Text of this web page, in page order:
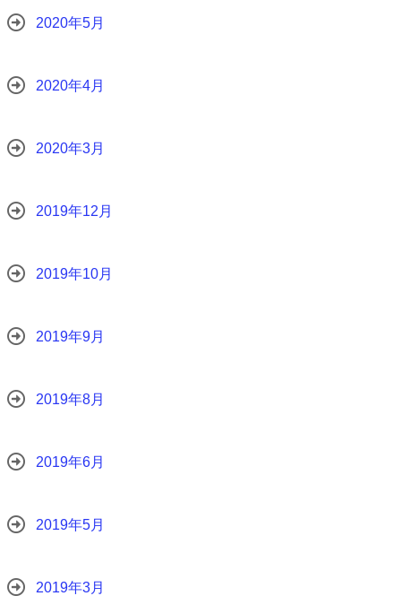
2020年5月
2020年4月
2020年3月
2019年12月
2019年10月
2019年9月
2019年8月
2019年6月
2019年5月
2019年3月